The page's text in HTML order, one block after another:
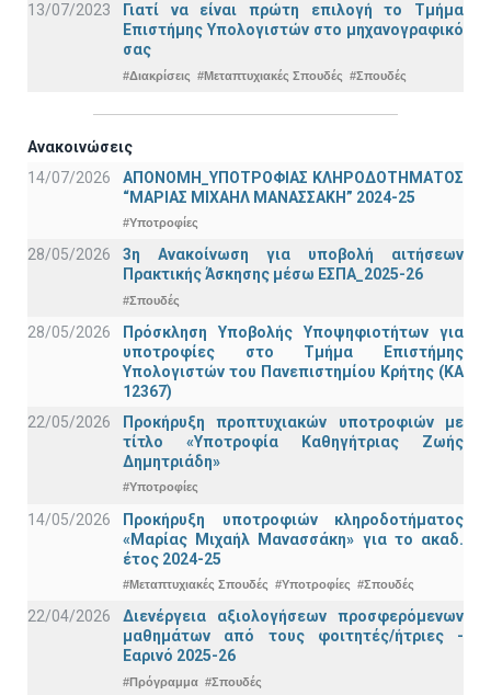
13/07/2023
Γιατί να είναι πρώτη επιλογή το Τμήμα
Επιστήμης Υπολογιστών στο μηχανογραφικό
σας
#Διακρίσεις #Μεταπτυχιακές Σπουδές #Σπουδές
Ανακοινώσεις
14/07/2026
ΑΠΟΝΟΜΗ_ΥΠΟΤΡΟΦΙΑΣ ΚΛΗΡΟΔΟΤΗΜΑΤΟΣ
“ΜΑΡΙΑΣ ΜΙΧΑΗΛ ΜΑΝΑΣΣΑΚΗ” 2024-25
#Υποτροφίες
28/05/2026
3η Ανακοίνωση για υποβολή αιτήσεων
Πρακτικής Άσκησης μέσω ΕΣΠΑ_2025-26
#Σπουδές
28/05/2026
Πρόσκληση Υποβολής Υποψηφιοτήτων για
υποτροφίες στο Τμήμα Επιστήμης
Υπολογιστών του Πανεπιστημίου Κρήτης (ΚΑ
12367)
22/05/2026
Προκήρυξη προπτυχιακών υποτροφιών με
τίτλο «Υποτροφία Καθηγήτριας Ζωής
Δημητριάδη»
#Υποτροφίες
14/05/2026
Προκήρυξη υποτροφιών κληροδοτήματος
«Μαρίας Μιχαήλ Μανασσάκη» για το ακαδ.
έτος 2024-25
#Μεταπτυχιακές Σπουδές #Υποτροφίες #Σπουδές
22/04/2026
Διενέργεια αξιολογήσεων προσφερόμενων
μαθημάτων από τους φοιτητές/ήτριες -
Εαρινό 2025-26
#Πρόγραμμα #Σπουδές